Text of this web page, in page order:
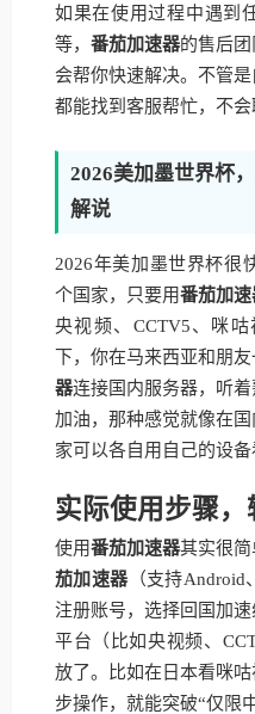
如果在使用过程中遇到
等，番茄加速器的售后
会帮你快速解决。不管
都能找到客服帮忙，不会
2026美加墨世界杯
解说
2026年美加墨世界杯很
个国家，只要用番茄加
央视频、CCTV5、咪
下，你在马来西亚和朋
器连接国内服务器，听
加油，那种感觉就像在
家可以各自用自己的设备
实际使用步骤
使用番茄加速器其实很
茄加速器（支持Android
注册账号，选择回国加
平台（比如央视频、
放了。比如在日本看咪
步操作，就能突破“仅限